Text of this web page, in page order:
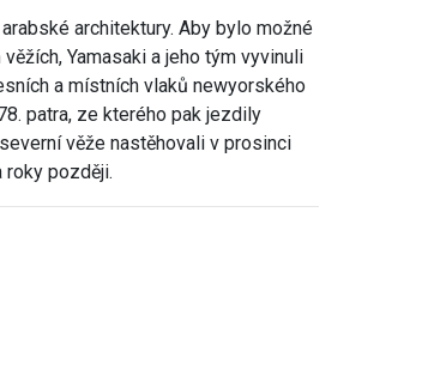
architektury. Aby bylo možné
Yamasaki a jeho tým vyvinuli
a místních vlaků newyorského
patra, ze kterého pak jezdily
věže nastěhovali v prosinci
roky později.